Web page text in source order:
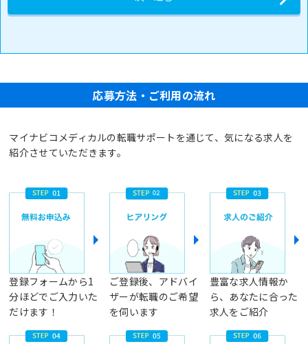
応募方法・ご利用の流れ
マイナビコメディカルの転職サポートを通じて、気になる求人を
紹介させていただきます。
登録フォームから1
分ほどでご入力いた
だけます！
ご登録後、アドバイ
ザーが転職のご希望
を伺います
豊富な求人情報か
ら、あなたに合った
求人をご紹介